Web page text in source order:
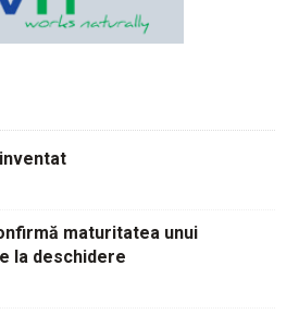
maturitatea unui
la deschidere